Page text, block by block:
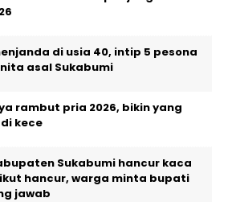
di usia 40, intip 5 pesona
asal Sukabumi
rambut pria 2026, bikin yang
kece
Sukabumi hancur kaca
hancur, warga minta bupati
jawab